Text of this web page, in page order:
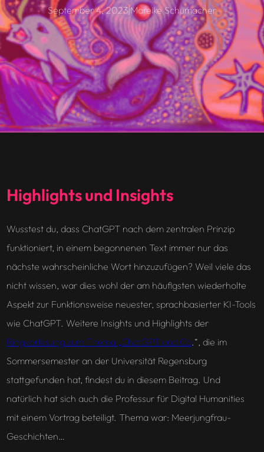
September 4, 2023|Mareike Schumacher
Highlights und Insights
Wusstest du, dass ChatGPT nach dem zentralen Prinzip
funktioniert, in einem begonnenen Text immer nur das
nächste wahrscheinliche Wort hinzuzufügen? Weil viele das
nicht wissen, war dies wohl der am häufigsten wiederholte
Aspekt zur Funktionsweise neuester, sprachbasierter KI-Tools
wie ChatGPT. Weitere Insights und Highlights der
Ringvorlesung zum Thema „ChatGPT und Co.“, die im
Sommersemester an der Universität Regensburg
stattgefunden hat, findest du in diesem Beitrag. Und
natürlich hat sich auch die Professur für Digital Humanities
mit einem Vortrag beteiligt. Thema war: Meerjungfrau-
Geschichten…